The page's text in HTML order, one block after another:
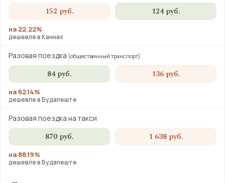
152 руб. 124 руб.
на 22.22%
дешевле в Каннах
Разовая поездка (общественный транспорт)
84 руб. 136 руб.
на 62.14%
дешевле в Будапеште
Разовая поездка на такси
870 руб. 1 638 руб.
на 88.19%
дешевле в Будапеште